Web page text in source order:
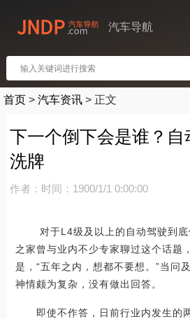
汽车导航
首页 > 汽车资讯 > 正文
下一个倒下会是谁？自
洗牌
作者： 时间：1900/1/1 0:00:00
对于L4级及以上的自动驾驶到底
之家曾与业内不少专家聊过这个话题
是，“五年之内，想都不要想。”当问
神情颇为复杂，没有做出回答。
即使不作答，日前行业内发生的